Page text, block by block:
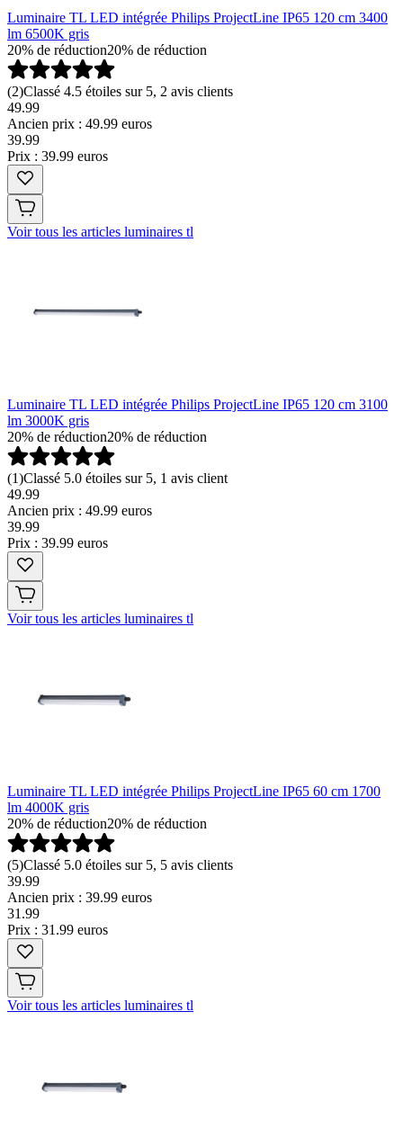
Luminaire TL LED intégrée Philips ProjectLine IP65 120 cm 3400
lm 6500K gris
20% de réduction20% de réduction
(2)Classé 4.5 étoiles sur 5, 2 avis clients
49.99
Ancien prix : 49.99 euros
39.99
Prix : 39.99 euros
Voir tous les articles luminaires tl
Luminaire TL LED intégrée Philips ProjectLine IP65 120 cm 3100
lm 3000K gris
20% de réduction20% de réduction
(1)Classé 5.0 étoiles sur 5, 1 avis client
49.99
Ancien prix : 49.99 euros
39.99
Prix : 39.99 euros
Voir tous les articles luminaires tl
Luminaire TL LED intégrée Philips ProjectLine IP65 60 cm 1700
lm 4000K gris
20% de réduction20% de réduction
(5)Classé 5.0 étoiles sur 5, 5 avis clients
39.99
Ancien prix : 39.99 euros
31 .99
Prix : 31.99 euros
Voir tous les articles luminaires tl